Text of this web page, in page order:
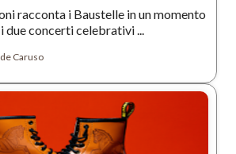
racconta i Baustelle in un momento
due concerti celebrativi ...
Caruso